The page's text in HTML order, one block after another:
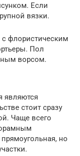
Если
вязки.
флористическим
Пол
ворсом.
являются
стоит сразу
Чаще всего
но